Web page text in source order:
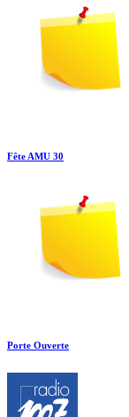
Fête AMU 30
Porte Ouverte